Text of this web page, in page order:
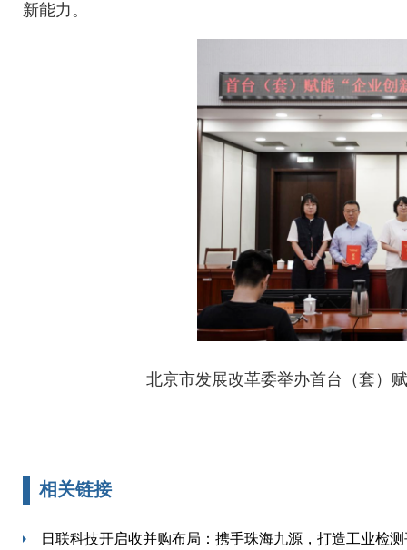
新能力。
北京市发展改革委举办首台（套）
相关链接
日联科技开启收并购布局：携手珠海九源，打造工业检